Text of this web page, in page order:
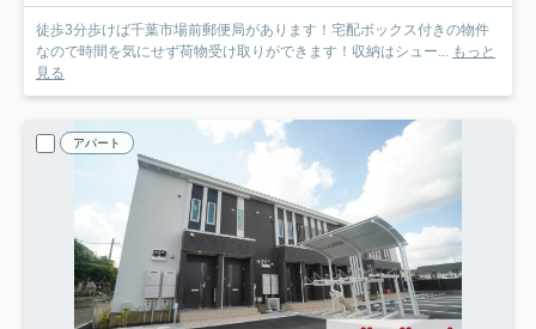
徒歩3分歩けば千葉市場前郵便局があります！宅配ボックス付きの物件
なので時間を気にせず荷物受け取りができます！収納はシュー... もっと
見る
アパート